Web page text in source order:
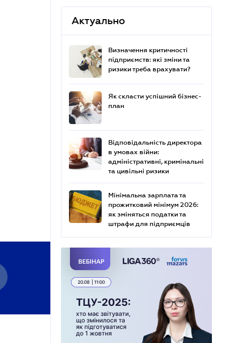
Актуально
Визначення критичності
підприємств: які зміни та
ризики треба врахувати?
Як скласти успішний бізнес-
план
Відповідальність директора
в умовах війни:
адміністративні, кримінальні
та цивільні ризики
Мінімальна зарплата та
прожитковий мінімум 2026:
як зміняться податки та
штрафи для підприємців